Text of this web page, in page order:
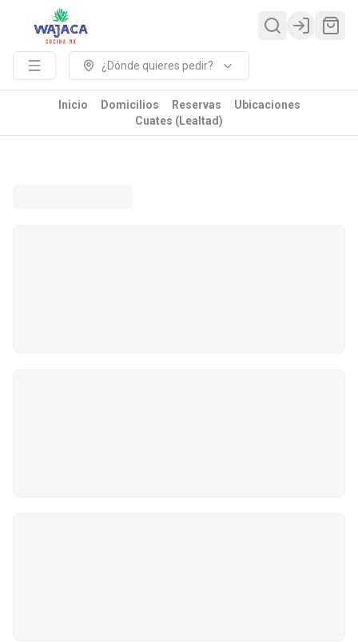
Login
¿Dónde quieres pedir?
Inicio Domicilios Reservas
Ubicaciones
Cuates (Lealtad)